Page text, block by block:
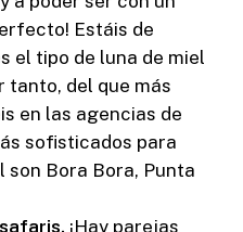
Estáis de
el tipo de luna de miel
tanto, del que más
en las agencias de
sofisticados para
son Bora Bora, Punta
¡Hay parejas